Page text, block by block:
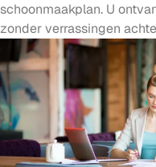
schoonmaakplan. U
zonder verrassingen